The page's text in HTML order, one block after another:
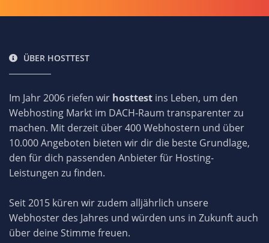
ÜBER HOSTTEST
Im Jahr 2006 riefen wir hosttest ins Leben, um den
Webhosting Markt im DACH-Raum transparenter zu
machen. Mit derzeit über 400 Webhostern und über
10.000 Angeboten bieten wir dir die beste Grundlage,
den für dich passenden Anbieter für Hosting-
Leistungen zu finden.
Seit 2015 küren wir zudem alljährlich unsere
Webhoster des Jahres und würden uns in Zukunft auch
über deine Stimme freuen.